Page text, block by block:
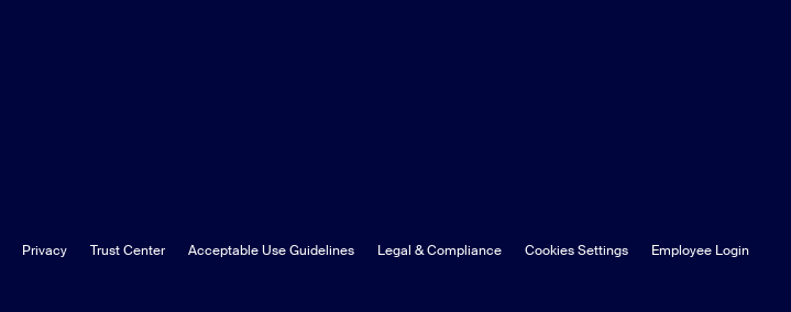
Privacy Trust Center Acceptable Use Guidelines Legal & Compliance Cookies Settings Employee Login